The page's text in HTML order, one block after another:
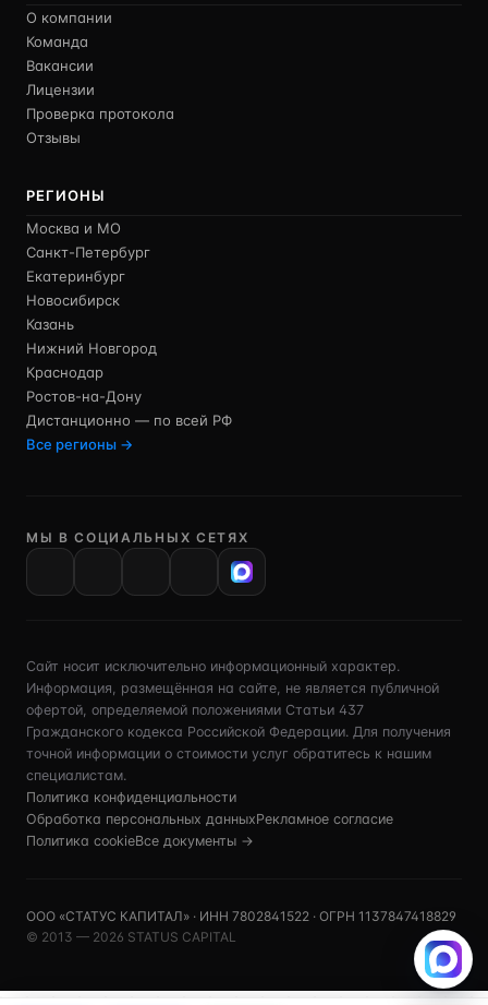
О компании
Команда
Вакансии
Лицензии
Проверка протокола
Отзывы
РЕГИОНЫ
Москва и МО
Санкт-Петербург
Екатеринбург
Новосибирск
Казань
Нижний Новгород
Краснодар
Ростов-на-Дону
Дистанционно — по всей РФ
Все регионы →
МЫ В СОЦИАЛЬНЫХ СЕТЯХ
Сайт носит исключительно информационный характер.
Информация, размещённая на сайте, не является публичной
офертой, определяемой положениями Статьи 437
Гражданского кодекса Российской Федерации. Для получения
точной информации о стоимости услуг обратитесь к нашим
специалистам.
Политика конфиденциальности
Обработка персональных данныхРекламное согласие
Политика cookieВсе документы →
ООО «СТАТУС КАПИТАЛ» · ИНН 7802841522 · ОГРН 1137847418829
© 2013 — 2026 STATUS CAPITAL